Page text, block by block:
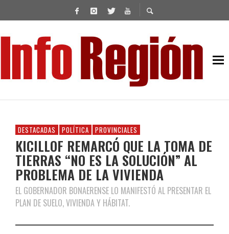
DESTACADAS POLÍTICA PROVINCIALES
KICILLOF REMARCÓ QUE LA TOMA DE
TIERRAS “NO ES LA SOLUCIÓN” AL
PROBLEMA DE LA VIVIENDA
EL GOBERNADOR BONAERENSE LO MANIFESTÓ AL PRESENTAR EL
PLAN DE SUELO, VIVIENDA Y HÁBITAT.